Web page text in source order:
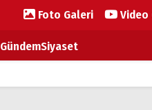
Foto Galeri Video
GündemSiyaset